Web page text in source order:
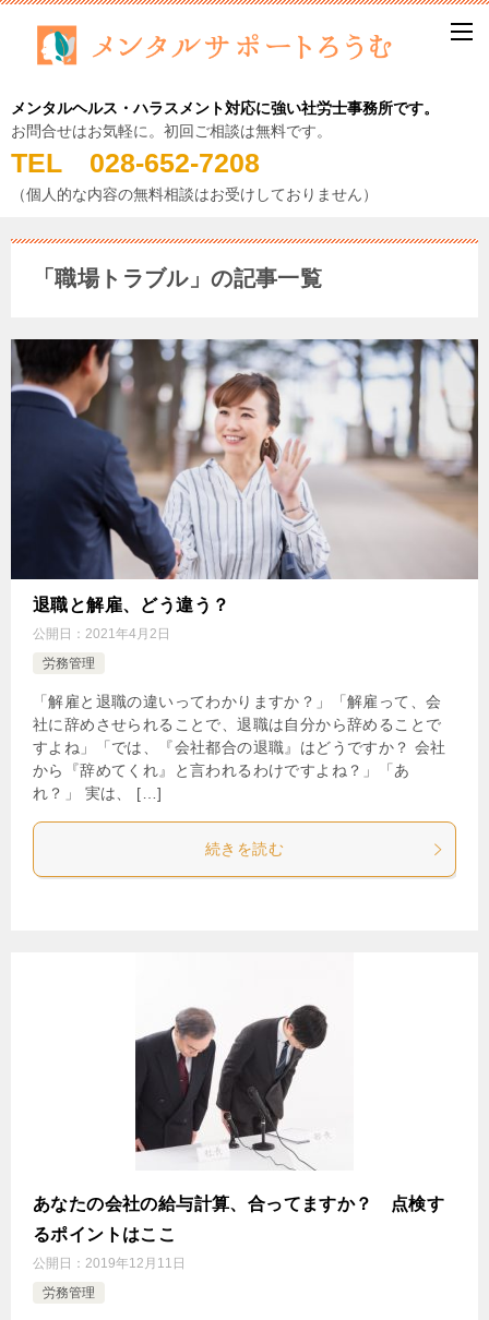
メンタルヘルス・ハラスメント対応に強い社労士事務所です。
お問合せはお気軽に。初回ご相談は無料です。
TEL 028-652-7208
（個人的な内容の無料相談はお受けしておりません）
「職場トラブル」の記事一覧
退職と解雇、どう違う？
公開日： 2021年4月2日
労務管理
「解雇と退職の違いってわかりますか？」「解雇って、会
社に辞めさせられることで、退職は自分から辞めることで
すよね」「では、『会社都合の退職』はどうですか？ 会社
から『辞めてくれ』と言われるわけですよね？」「あ
れ？」 実は、 […]
続きを読む
あなたの会社の給与計算、合ってますか？ 点検す
るポイントはここ
公開日： 2019年12月11日
労務管理